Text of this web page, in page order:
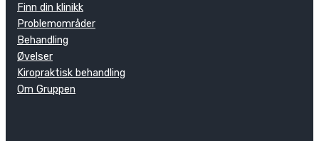
Finn din klinikk
Problemområder
Behandling
Øvelser
Kiropraktisk behandling
Om Gruppen